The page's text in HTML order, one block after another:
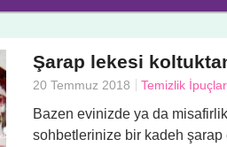
Şarap lekesi
20 Temmuz 2018 Temizlik
Bazen evinizde ya da
sohbetlerinize bir kadeh şarap